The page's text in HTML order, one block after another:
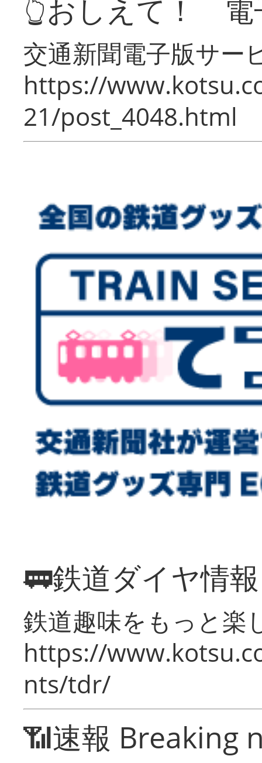
👆おしえて！ 電
交通新聞電子版サー
https://
21/post_4048.html
🚃鉄道ダイヤ情
鉄道趣味をもっと楽
https://
nts/tdr/
📶速報 Breaking